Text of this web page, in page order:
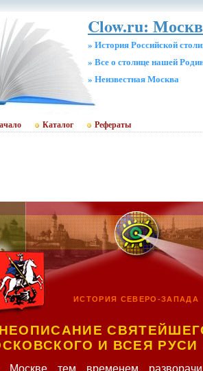
Clow.ru:
» История Российской
» Все о столице нашей
» Неизвестная Москва
Каталог Рефераты
ИСТОРИЯ СЕВЕРО-ЗАПАДА
И ВСЕЯ РУСИ
Москве тем временем